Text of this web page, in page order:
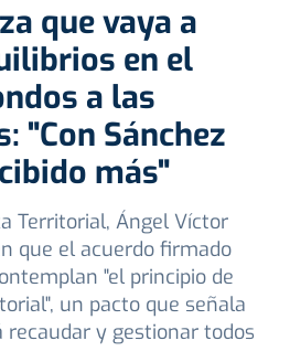
que vaya a
en el
a las
"Con Sánchez
más"
Territorial, Ángel Víctor
que el acuerdo firmado
"el principio de
un pacto que señala
recaudar y gestionar todos